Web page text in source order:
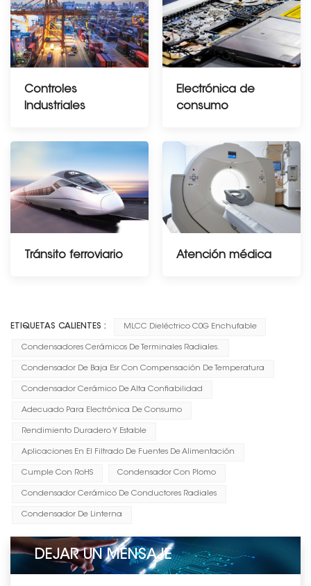
Controles
Industriales
Electrónica de
consumo
Tránsito ferroviario Atención médica
ETIQUETAS CALIENTES : MLCC Dieléctrico C0G Enchufable
Condensadores Cerámicos De Terminales Radiales.
Condensador De Baja Esr Con Compensación De Temperatura
Condensador Cerámico De Alta Confiabilidad
Adecuado Para Electrónica De Consumo
Rendimiento Duradero Y Estable
Aplicaciones En El Filtrado De Fuentes De Alimentación
Cumple Con RoHS Condensador Con Plomo
Condensador Cerámico De Conductores Radiales
Condensador De Linterna
DEJAR UN MENSAJE